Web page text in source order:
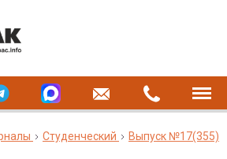
Студенческий
Выпуск №17(355)